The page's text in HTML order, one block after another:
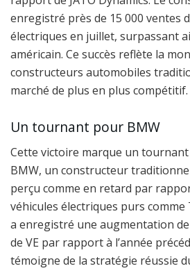
enregistré près de 15 000 ventes
électriques en juillet, surpassant
américain. Ce succès reflète la
constructeurs automobiles
marché de plus en plus compétitif.
Un tournant pour BMW
Cette victoire marque un
BMW, un constructeur
perçu comme en retard par
véhicules électriques purs comme
a enregistré une augmentation de
de VE par rapport à l’année
témoigne de la stratégie réussie